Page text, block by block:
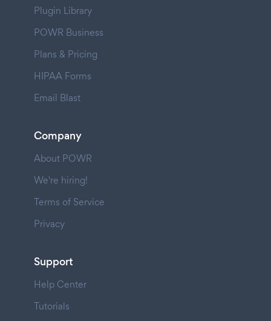
Plugin Library
POWR Business
Plans & Pricing
HIPAA Forms
Email Blast
Company
About POWR
We're hiring!
Terms of Service
Privacy
Support
Help Center
Tutorials